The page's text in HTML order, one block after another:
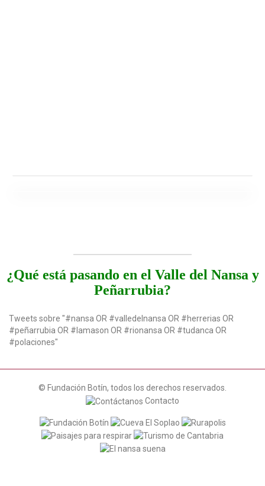
¿Qué está pasando en el Valle del Nansa y
Peñarrubia?
Tweets sobre "#nansa OR #valledelnansa OR #herrerias OR
#peñarrubia OR #lamason OR #rionansa OR #tudanca OR
#polaciones"
© Fundación Botín, todos los derechos reservados.
Contacto